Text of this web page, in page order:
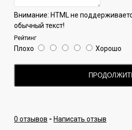
Внимание: HTML не
обычный текст!
Рейтинг
Плохо Хорошо
0 отзывов - Написать отзыв